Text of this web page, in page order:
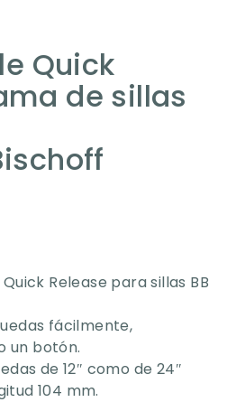
Quick
de sillas
Release para sillas BB
fácilmente,
un botón.
de 12″ como de 24″
104 mm.